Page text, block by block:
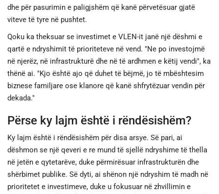
dhe për pasurimin e paligjshëm që kanë përvetësuar gjatë
viteve të tyre në pushtet.
Qoku ka theksuar se investimet e VLEN-it janë një dëshmi e
qartë e ndryshimit të prioriteteve në vend. "Ne po investojmë
në njerëz, në infrastrukturë dhe në të ardhmen e këtij vendi", ka
thënë ai. "Kjo është ajo që duhet të bëjmë, jo të mbështesim
biznese familjare ose klanore që kanë shfrytëzuar vendin për
dekada."
Përse ky lajm është i rëndësishëm?
Ky lajm është i rëndësishëm për disa arsye. Së pari, ai
dëshmon se një qeveri e re mund të sjellë ndryshime të thella
në jetën e qytetarëve, duke përmirësuar infrastrukturën dhe
shërbimet publike. Së dyti, ai shënon një ndryshim të madh në
prioritetet e investimeve, duke u fokusuar në zhvillimin e